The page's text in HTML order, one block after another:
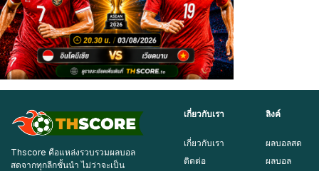
Thscore คือแหล่งรวบรวมผลบอล
สดจากทุกลีกชั้นนำ ไม่ว่าจะเป็น
เกี่ยวกับเรา
เกี่ยวกับเรา
ติดต่อ
ลิงค์
ผลบอลสด
ผลบอล